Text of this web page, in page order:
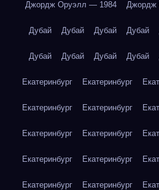
Джордж Оруэлл — 1984 Джордж
Дубай Дубай Дубай Дубай
Дубай Дубай Дубай Дубай
Екатеринбург Екатеринбург
Екатеринбург Екатеринбург
Екатеринбург Екатеринбург
Екатеринбург Екатеринбург
Екатеринбург Екатеринбург